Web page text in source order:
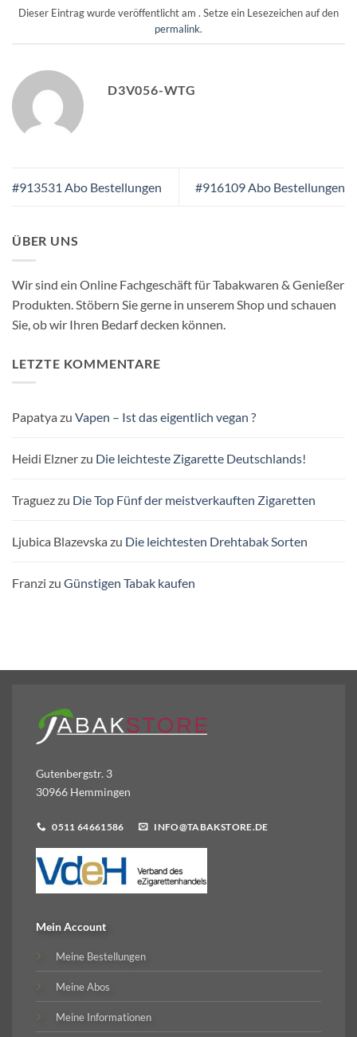
Dieser Eintrag wurde veröffentlicht am . Setze ein Lesezeichen auf den
permalink.
D3V056-WTG
#913531 Abo Bestellungen #916109 Abo Bestellungen
ÜBER UNS
Wir sind ein Online Fachgeschäft für Tabakwaren & Genießer
Produkten. Stöbern Sie gerne in unserem Shop und schauen
Sie, ob wir Ihren Bedarf decken können.
LETZTE KOMMENTARE
Papatya zu Vapen – Ist das eigentlich vegan ?
Heidi Elznerzu Die leichteste Zigarette Deutschlands!
Traguezzu Die Top Fünf der meistverkauften Zigaretten
Ljubica Blazevska zu Die leichtesten Drehtabak Sorten
Franzi zu Günstigen Tabak kaufen
Gutenbergstr. 3
30966 Hemmingen
0511 64661586 INFO@TABAKSTORE.DE
Mein Account
Meine Bestellungen
Meine Abos
Meine Informationen